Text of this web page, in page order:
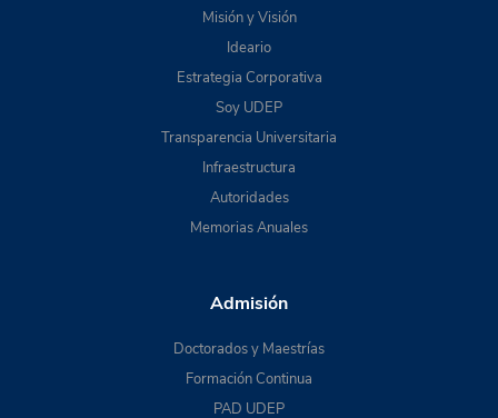
Misión y Visión
Ideario
Estrategia Corporativa
Soy UDEP
Transparencia Universitaria
Infraestructura
Autoridades
Memorias Anuales
Admisión
Doctorados y Maestrías
Formación Continua
PAD UDEP